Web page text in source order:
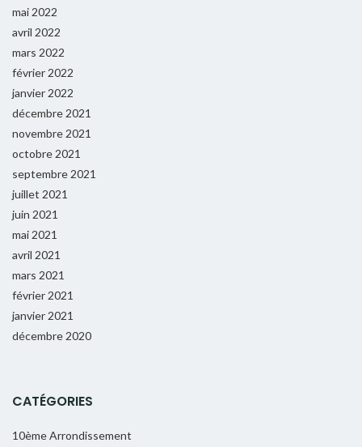
mai 2022
avril 2022
mars 2022
février 2022
janvier 2022
décembre 2021
novembre 2021
octobre 2021
septembre 2021
juillet 2021
juin 2021
mai 2021
avril 2021
mars 2021
février 2021
janvier 2021
décembre 2020
CATÉGORIES
10ème Arrondissement